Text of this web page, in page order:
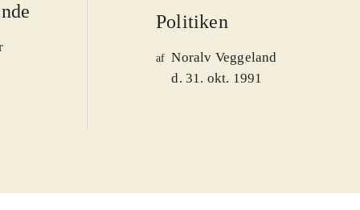
Politiken
af Noralv Veggeland
d. 31. okt. 1991